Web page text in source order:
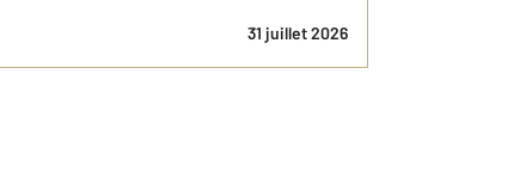
31 juillet 2026